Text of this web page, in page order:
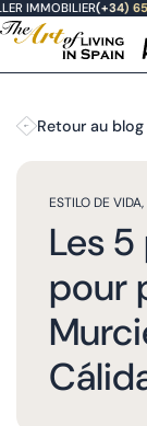
IMMOBILIER(+34)
Retour au blog
ESTILO DE VIDA,
Les
pour